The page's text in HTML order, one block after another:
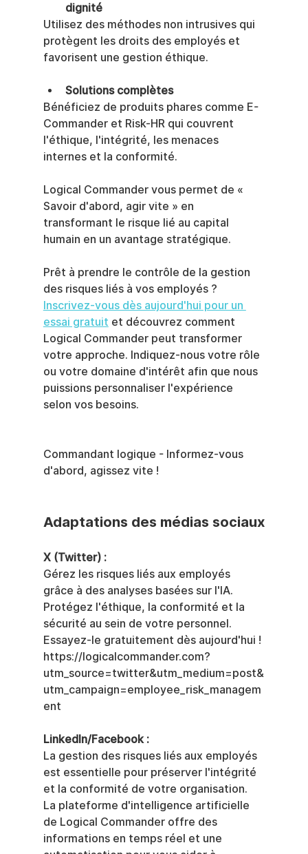
dignité
Utilisez des méthodes non intrusives qui
protègent les droits des employés et
favorisent une gestion éthique.
Solutions complètes
Bénéficiez de produits phares comme E-
Commander et Risk-HR qui couvrent
l'éthique, l'intégrité, les menaces
internes et la conformité.
Logical Commander vous permet de «
Savoir d'abord, agir vite » en
transformant le risque lié au capital
humain en un avantage stratégique.
Prêt à prendre le contrôle de la gestion
des risques liés à vos employés ?
Inscrivez-vous dès aujourd'hui pour un
essai gratuit et découvrez comment
Logical Commander peut transformer
votre approche. Indiquez-nous votre rôle
ou votre domaine d'intérêt afin que nous
puissions personnaliser l'expérience
selon vos besoins.
Commandant logique - Informez-vous
d'abord, agissez vite !
Adaptations des médias sociaux
X (Twitter) :
Gérez les risques liés aux employés
grâce à des analyses basées sur l'IA.
Protégez l'éthique, la conformité et la
sécurité au sein de votre personnel.
Essayez-le gratuitement dès aujourd'hui !
https://logicalcommander.com?
utm_source=twitter&utm_medium=post&
utm_campaign=employee_risk_managem
ent
LinkedIn/Facebook :
La gestion des risques liés aux employés
est essentielle pour préserver l'intégrité
et la conformité de votre organisation.
La plateforme d'intelligence artificielle
de Logical Commander offre des
informations en temps réel et une